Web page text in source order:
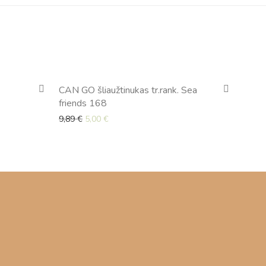
CAN GO šliaužtinukas tr.rank. Sea
friends 168
9,89€ Original price was: 9,89 €.
5,00 €